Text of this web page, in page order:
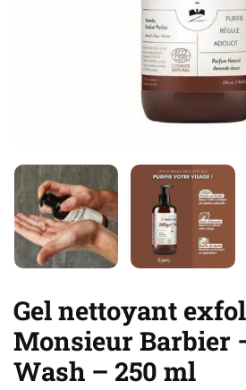
Gel nettoyant
Monsieur Barbier
Wash – 250 ml